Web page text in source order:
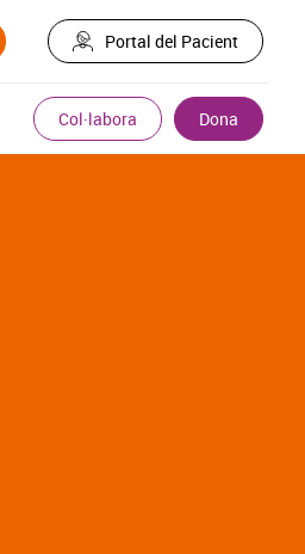
Portal del Pacient
Col·labora Dona